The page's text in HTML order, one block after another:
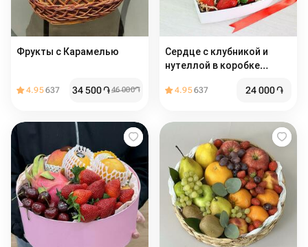
Фрукты с Карамелью
4.95637 34 500֏46 000֏
Сердце с клубникой и
нутеллой в коробке
4.95637 24 000֏